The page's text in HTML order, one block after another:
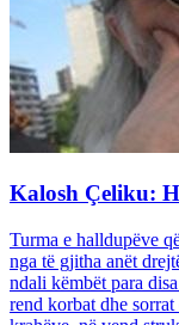
Kalosh Çeliku:
Turma e halldupëve
nga të gjitha anët
ndali këmbët para
rend korbat dhe